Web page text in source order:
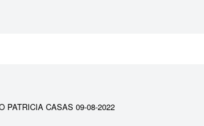
PATRICIA CASAS 09-08-2022